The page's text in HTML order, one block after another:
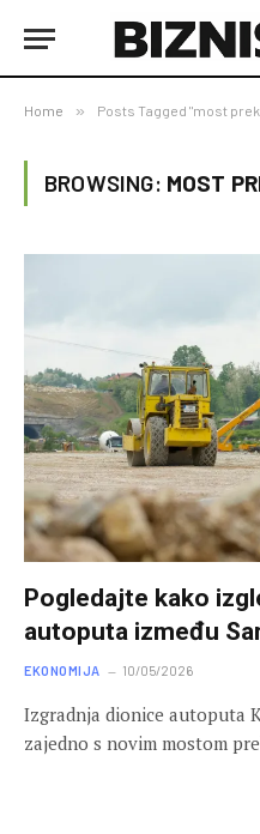
Home » Posts Tagged "most
BROWSING: MOST
Pogledajte kako
autoputa između
EKONOMIJA 10/05/2026
Izgradnja dionice autoputa
zajedno s novim mostom